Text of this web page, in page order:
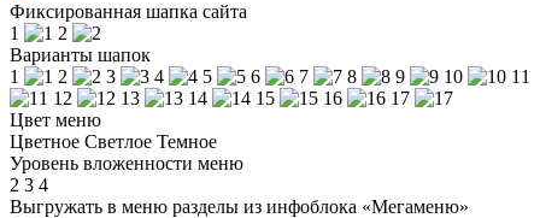
Фиксированная шапка сайта
1
2
Варианты шапок
1
2 3 4 5 6 7 8 9 10
11
12
13 14 15 16
17
Цвет меню
Цветное Светлое Темное
Уровень вложенности меню
2 3 4
Выгружать в меню разделы из инфоблока «Мегаменю»